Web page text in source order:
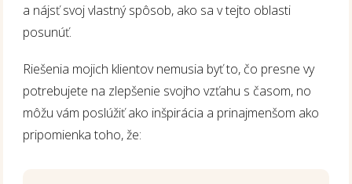
a nájsť svoj vlastný spôsob, ako sa v tejto oblasti
posunúť.
Riešenia mojich klientov nemusia byť to, čo presne vy
potrebujete na zlepšenie svojho vzťahu s časom, no
môžu vám poslúžiť ako inšpirácia a prinajmenšom ako
pripomienka toho, že: